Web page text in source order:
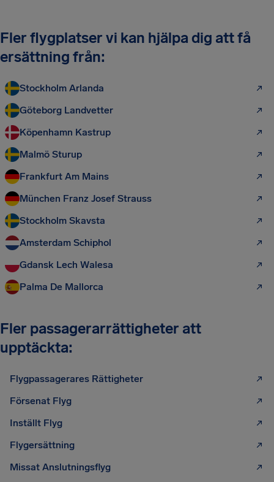
Fler flygplatser vi kan hjälpa dig att få
ersättning från:
Stockholm Arlanda
Göteborg Landvetter
Köpenhamn Kastrup
Malmö Sturup
Frankfurt Am Mains
München Franz Josef Strauss
Stockholm Skavsta
Amsterdam Schiphol
Gdansk Lech Walesa
Palma De Mallorca
Fler passagerarrättigheter att
upptäckta:
Flygpassagerares Rättigheter
Försenat Flyg
Inställt Flyg
Flygersättning
Missat Anslutningsflyg